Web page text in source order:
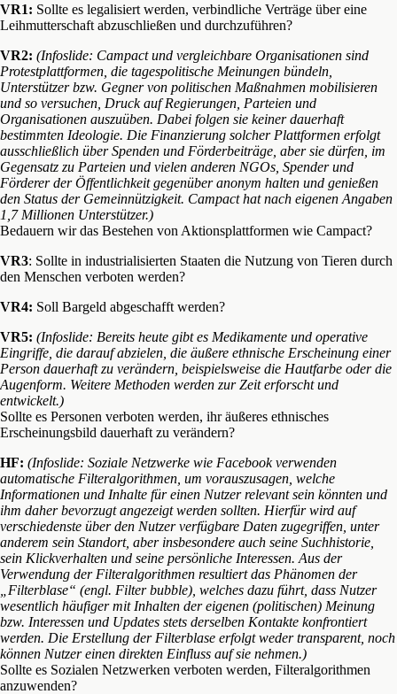
VR1: Sollte es legalisiert werden, verbindliche Verträge über eine
Leihmutterschaft abzuschließen und durchzuführen?
VR2: (Infoslide: Campact und vergleichbare Organisationen sind
Protestplattformen, die tagespolitische Meinungen bündeln,
Unterstützer bzw. Gegner von politischen Maßnahmen mobilisieren
und so versuchen, Druck auf Regierungen, Parteien und
Organisationen auszuüben. Dabei folgen sie keiner dauerhaft
bestimmten Ideologie. Die Finanzierung solcher Plattformen erfolgt
ausschließlich über Spenden und Förderbeiträge, aber sie dürfen, im
Gegensatz zu Parteien und vielen anderen NGOs, Spender und
Förderer der Öffentlichkeit gegenüber anonym halten und genießen
den Status der Gemeinnützigkeit. Campact hat nach eigenen Angaben
1,7 Millionen Unterstützer.)
Bedauern wir das Bestehen von Aktionsplattformen wie Campact?
VR3: Sollte in industrialisierten Staaten die Nutzung von Tieren durch
den Menschen verboten werden?
VR4: Soll Bargeld abgeschafft werden?
VR5: (Infoslide: Bereits heute gibt es Medikamente und operative
Eingriffe, die darauf abzielen, die äußere ethnische Erscheinung einer
Person dauerhaft zu verändern, beispielsweise die Hautfarbe oder die
Augenform. Weitere Methoden werden zur Zeit erforscht und
entwickelt.)
Sollte es Personen verboten werden, ihr äußeres ethnisches
Erscheinungsbild dauerhaft zu verändern?
HF: (Infoslide: Soziale Netzwerke wie Facebook verwenden
automatische Filteralgorithmen, um vorauszusagen, welche
Informationen und Inhalte für einen Nutzer relevant sein könnten und
ihm daher bevorzugt angezeigt werden sollten. Hierfür wird auf
verschiedenste über den Nutzer verfügbare Daten zugegriffen, unter
anderem sein Standort, aber insbesondere auch seine Suchhistorie,
sein Klickverhalten und seine persönliche Interessen. Aus der
Verwendung der Filteralgorithmen resultiert das Phänomen der
„Filterblase“ (engl. Filter bubble), welches dazu führt, dass Nutzer
wesentlich häufiger mit Inhalten der eigenen (politischen) Meinung
bzw. Interessen und Updates stets derselben Kontakte konfrontiert
werden. Die Erstellung der Filterblase erfolgt weder transparent, noch
können Nutzer einen direkten Einfluss auf sie nehmen.)
Sollte es Sozialen Netzwerken verboten werden, Filteralgorithmen
anzuwenden?